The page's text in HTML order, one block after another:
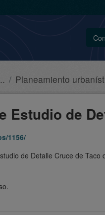
Planeamiento
Estudio de
1156/
de Detalle Cruce de